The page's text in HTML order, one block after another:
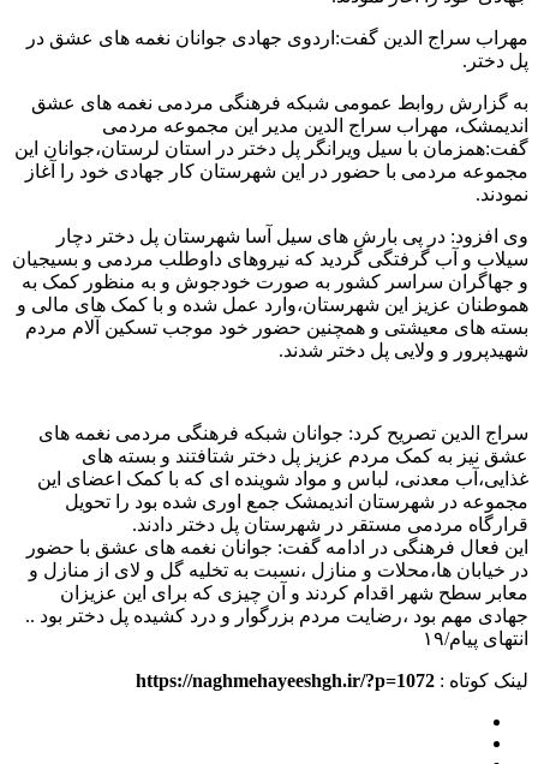
مهراب سراج الدین گفت:اردوی جهادی جوانان نغمه های عشق در
پل دختر.
به گزارش روابط عمومی شبکه فرهنگی مردمی نغمه های عشق
اندیمشک، مهراب سراج الدین مدیر این مجموعه مردمی
گفت:همزمان با سیل ویرانگر پل دختر در استان لرستان،جوانان این
مجموعه مردمی با حضور در این شهرستان کار جهادی خود را آغاز
نمودند.
وی افزود: در پی بارش های سیل آسا شهرستان پل دختر دچار
سیلاب و آب گرفتگی گردید که نیروهای داوطلب مردمی و بسیجیان
و جهاگران سراسر کشور به صورت خودجوش و به منظور کمک به
هموطنان عزیز این شهرستان،وارد عمل شده و با کمک های مالی و
بسته های معیشتی و همچنین حضور خود موجب تسکین آلام مردم
شهیدپرور و ولایی پل دختر شدند.
سراج الدین تصریح کرد: جوانان شبکه فرهنگی مردمی نغمه های
عشق نیز به کمک مردم عزیز پل دختر شتافتند و بسته های
غذایی،آب معدنی، لباس و مواد شوینده ای که با کمک اعضای این
مجموعه در شهرستان اندیمشک جمع اوری شده بود را تحویل
قرارگاه مردمی مستقر در شهرستان پل دختر دادند.
این فعال فرهنگی در ادامه گفت: جوانان نغمه های عشق با حضور
در خیابان ها،محلات و منازل ،نسبت به تخلیه گل و لای از منازل و
معابر سطح شهر اقدام کردند و آن چیزی که برای این عزیزان
جهادی مهم بود ،رضایت مردم بزرگوار و درد کشیده پل دختر بود ..
انتهای پیام/۱۹
لینک کوتاه : https://naghmehayeeshgh.ir/?p=1072